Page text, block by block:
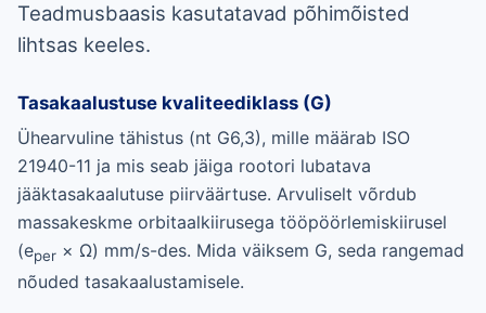
Teadmusbaasis kasutatavad põhimõisted
lihtsas keeles.
Tasakaalustuse kvaliteediklass (G)
Ühearvuline tähistus (nt G6,3), mille määrab ISO
21940-11 ja mis seab jäiga rootori lubatava
jääktasakaalutuse piirväärtuse. Arvuliselt võrdub
massakeskme orbitaalkiirusega tööpöörlemiskiirusel
(eper × Ω) mm/s-des. Mida väiksem G, seda rangemad
nõuded tasakaalustamisele.